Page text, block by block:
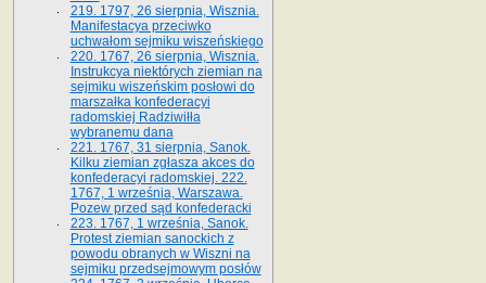
219. 1797, 26 sierpnia, Wisznia.
Manifestacya przeciwko
uchwałom sejmiku wiszeńskiego
220. 1767, 26 sierpnia, Wisznia.
Instrukcya niektórych ziemian na
sejmiku wiszeńskim posłowi do
marszałka konfe­deracyi
radomskiej Radziwiłła
wybranemu dana
221. 1767, 31 sierpnia, Sanok.
Kilku ziemian zgłasza akces do
konfederacyi radomskiej. 222.
1767, 1 września, Warszawa.
Pozew przed sąd konfederacki
223. 1767, 1 września, Sanok.
Protest ziemian sanockich z
powodu obranych w Wiszni na
sejmiku przedsejmo­wym posłów